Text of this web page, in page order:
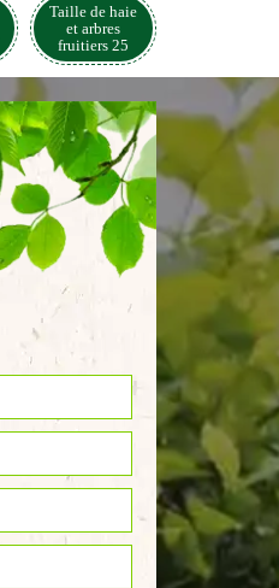
Taille de haie
et arbres
fruitiers 25